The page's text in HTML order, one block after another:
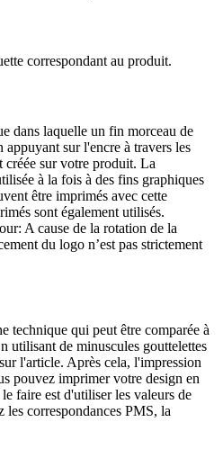
correspondant au produit.
dans laquelle un fin morceau de
appuyant sur l'encre à travers les
créée sur votre produit. La
à la fois à des fins graphiques
être imprimés avec cette
sont également utilisés.
A cause de la rotation de la
du logo n’est pas strictement
technique qui peut être comparée à
utilisant de minuscules gouttelettes
l'article. Après cela, l'impression
pouvez imprimer votre design en
faire est d'utiliser les valeurs de
correspondances PMS, la